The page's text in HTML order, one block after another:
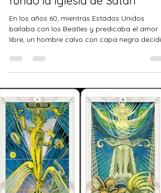
Anton LaVey: el hombre que
fundó la Iglesia de Satán
En los años 60, mientras Estados Unidos
libre, un hombre calvo con capa negra decidió
que el...